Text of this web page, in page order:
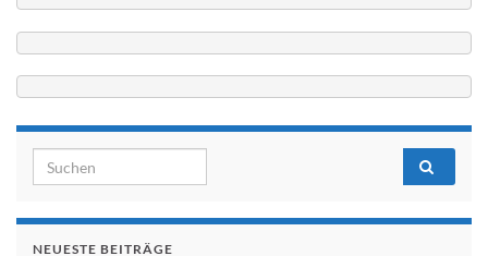
Search for:
NEUESTE BEITRÄGE